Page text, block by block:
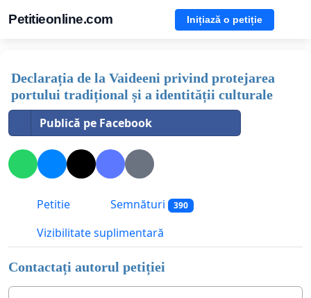
Petitieonline.com Inițiază o petiție
Declarația de la Vaideeni privind protejarea
portului tradițional și a identității culturale
Publică pe Facebook
Petitie Semnături 390
Vizibilitate suplimentară
Contactați autorul petiției